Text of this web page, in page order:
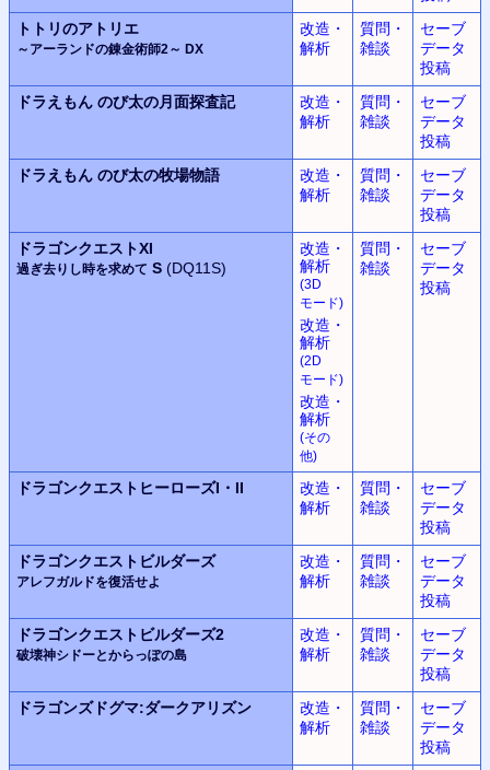
トトリのアトリエ
～アーランドの錬金術師2～ DX
改造・
解析
質問・
雑談
セーブ
データ
投稿
ドラえもん のび太の月面探査記
改造・
解析
質問・
雑談
セーブ
データ
投稿
ドラえもん のび太の牧場物語
改造・
解析
質問・
雑談
セーブ
データ
投稿
ドラゴンクエストXI
過ぎ去りし時を求めて S (DQ11S)
改造・
解析
(3D
モード)
改造・
解析
(2D
モード)
改造・
解析
(その
他)
質問・
雑談
セーブ
データ
投稿
ドラゴンクエストヒーローズI・II
改造・
解析
質問・
雑談
セーブ
データ
投稿
ドラゴンクエストビルダーズ
アレフガルドを復活せよ
改造・
解析
質問・
雑談
セーブ
データ
投稿
ドラゴンクエストビルダーズ2
破壊神シドーとからっぽの島
改造・
解析
質問・
雑談
セーブ
データ
投稿
ドラゴンズドグマ:ダークアリズン
改造・
解析
質問・
雑談
セーブ
データ
投稿